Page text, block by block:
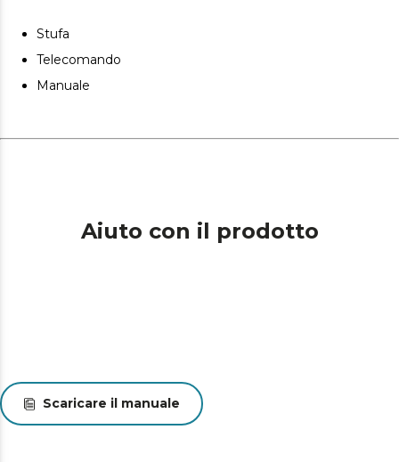
Stufa
Telecomando
Manuale
Aiuto con il prodotto
Scaricare il manuale